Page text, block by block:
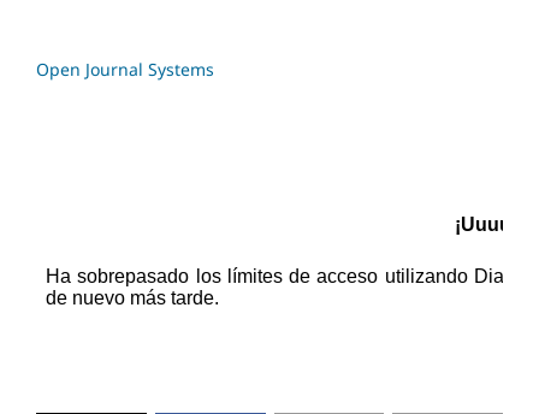
Open Journal Systems